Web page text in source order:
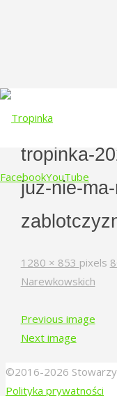
FacebookYouTube
tropinka-
juz-nie-
Full
size
1280 × 853 pixels
Narewkowskich
Previous image
Next image
©2016-2026
Polityka prywatności